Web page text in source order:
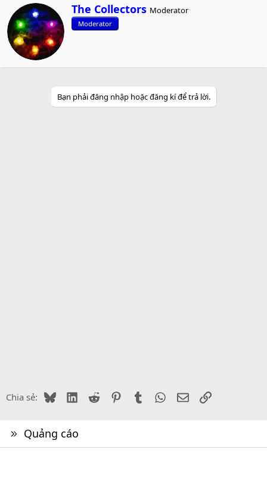
W
r
i
n
The Collectors Moderator
Moderator
Bạn phải đăng nhập hoặc đăng kí để trả lời.
Chia sẻ: BlueskyLinkedIn
Reddit PinterestTumblr WhatsApp
EmailLink
Quảng cáo